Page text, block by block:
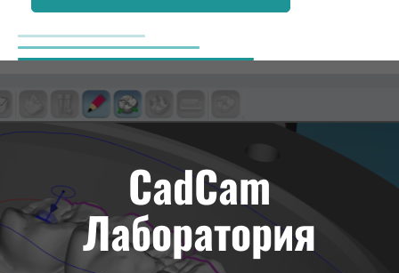
CadCam
Лаборатория